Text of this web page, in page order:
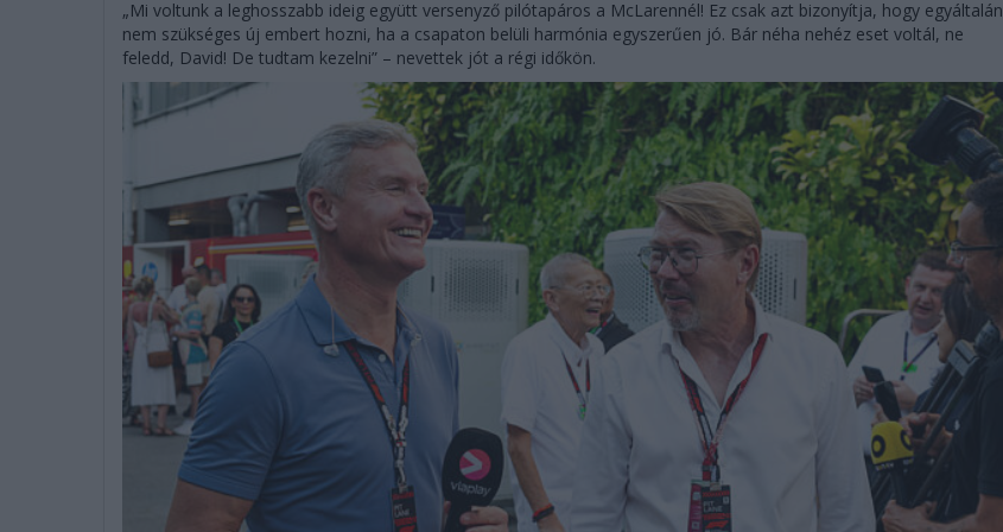
„Mi voltunk a leghosszabb ideig együtt versenyző pilótapáros a McLarennél! Ez csak azt bizonyítja, hogy egyáltalán
nem szükséges új embert hozni, ha a csapaton belüli harmónia egyszerűen jó. Bár néha nehéz eset voltál, ne
feledd, David! De tudtam kezelni” – nevettek jót a régi időkön.